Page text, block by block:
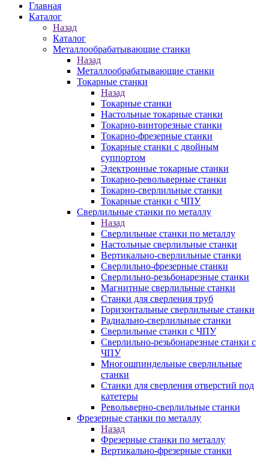
Главная
Каталог
Назад
Каталог
Металлообрабатывающие станки
Назад
Металлообрабатывающие станки
Токарные станки
Назад
Токарные станки
Настольные токарные станки
Токарно-винторезные станки
Токарно-фрезерные станки
Токарные станки с двойным
суппортом
Электронные токарные станки
Токарно-револьверные станки
Токарно-сверлильные станки
Токарные станки с ЧПУ
Сверлильные станки по металлу
Назад
Сверлильные станки по металлу
Настольные сверлильные станки
Вертикально-сверлильные станки
Сверлильно-фрезерные станки
Сверлильно-резьбонарезные станки
Магнитные сверлильные станки
Станки для сверления труб
Горизонтальные сверлильные станки
Радиально-сверлильные станки
Сверлильные станки с ЧПУ
Сверлильно-резьбонарезные станки с
ЧПУ
Многошпиндельные сверлильные
станки
Станки для сверления отверстий под
катетеры
Револьверно-сверлильные станки
Фрезерные станки по металлу
Назад
Фрезерные станки по металлу
Вертикально-фрезерные станки